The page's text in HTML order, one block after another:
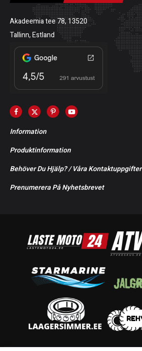
Akadeemia tee 78, 13520
Tallinn, Estland
Information
Produktinformation
Behöver Du Hjälp? / Våra Kontaktuppgifter
Prenumerera På Nyhetsbrevet